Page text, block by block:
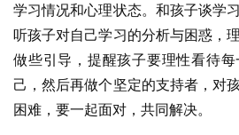
学习情况和心理状态。和孩子谈学
听孩子对自己学习的分析与困惑，
做些引导，提醒孩子要理性看待
己，然后再做个坚定的支持者，对
困难，要一起面对，共同解决。